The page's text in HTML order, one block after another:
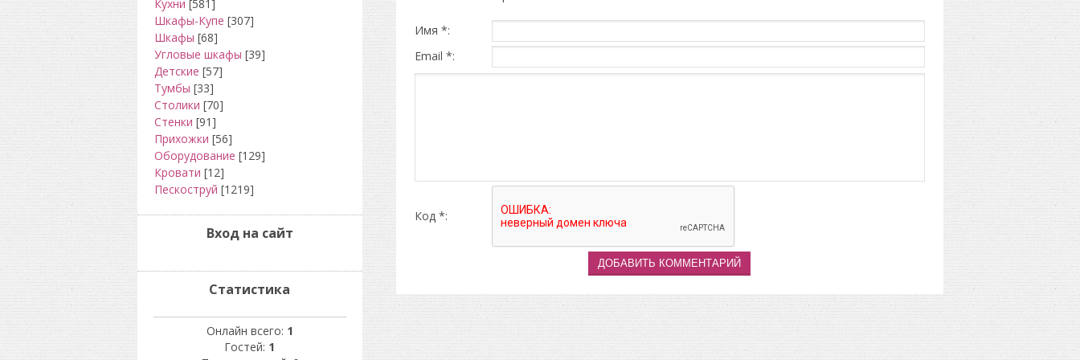
Имя *:
Email *:
Код *:
Кухни [581]
Шкафы-Купе [307]
Шкафы [68]
Угловые шкафы [39]
Детские [57]
Тумбы [33]
Столики [70]
Стенки [91]
Прихожки [56]
Оборудование [129]
Кровати [12]
Пескоструй [1219]
Вход на сайт
Статистика
Онлайн всего: 1
Гостей: 1